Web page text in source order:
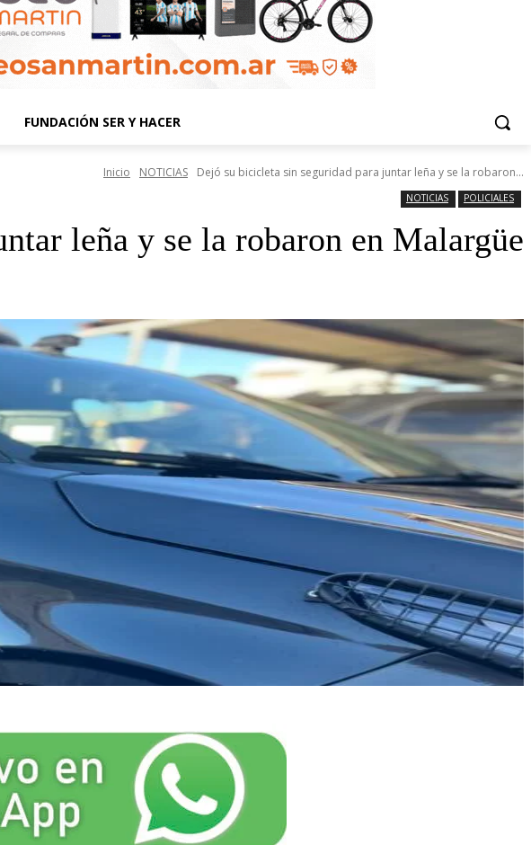
FUNDACIÓN SER Y HACER
Inicio NOTICIAS Dejó su bicicleta sin seguridad para juntar leña y se la robaron...
NOTICIAS POLICIALES
leña y se la robaron en Malargüe